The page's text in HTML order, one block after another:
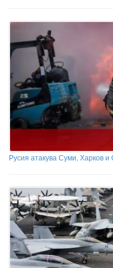
Русия атакува Суми, Харков